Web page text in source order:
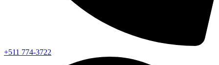
+511 774-3722